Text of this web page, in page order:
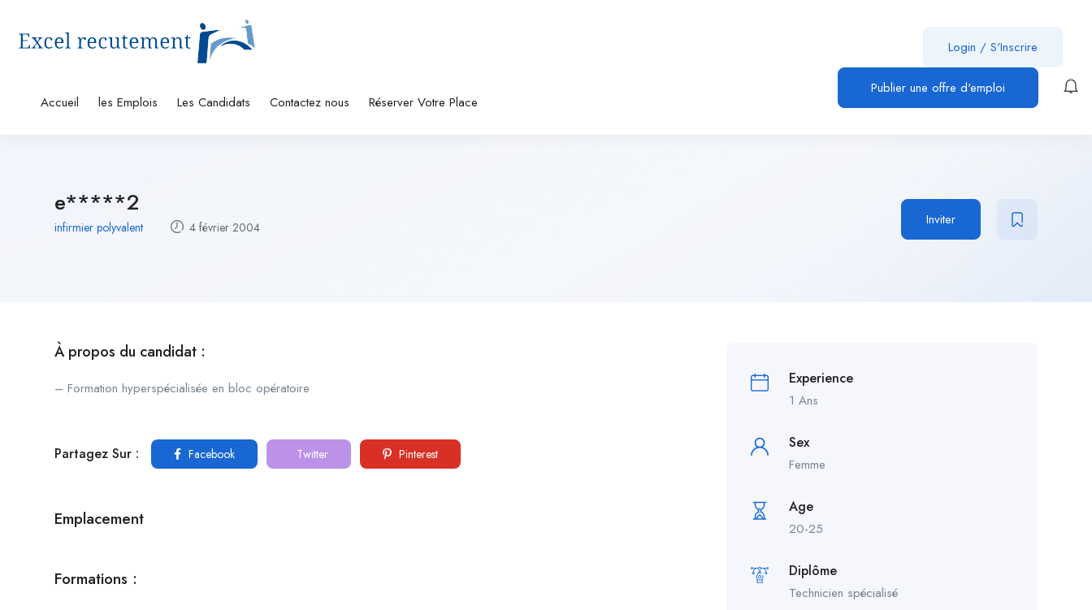
Accueil les Emplois Les Candidats Contactez nous Réserver Votre Place
Login / S'Inscrire
Publier une offre d'emploi
e*****2
infirmier polyvalent 4 février 2004 Inviter
À propos du candidat :
– Formation hyperspécialisée en bloc opératoire
Partagez Sur : Facebook Twitter Pinterest
Emplacement
Formations :
Experience
1 Ans
Sex
Femme
Age
20-25
Diplôme
Technicien spécialisé